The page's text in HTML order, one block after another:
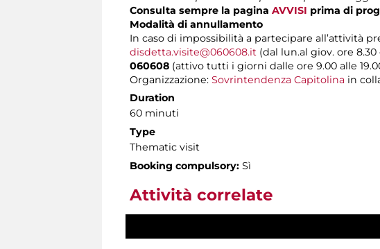
Consulta sempre la pagina AVVISI prima di
Modalità di annullamento
In caso di impossibilità a partecipare all’attività
disdetta.visite@060608.it (dal lun.al giov. ore 8.30
060608 (attivo tutti i giorni dalle ore 9.00 alle
Organizzazione: Sovrintendenza Capitolina in
Duration
60 minuti
Type
Thematic visit
Booking compulsory: Sì
Attività correlate